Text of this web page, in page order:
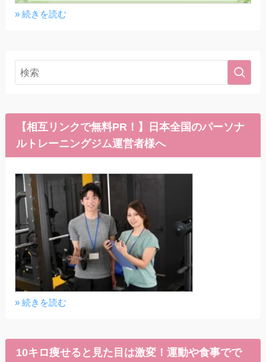
» 続きを読む
【相互リンクで無料PR！】日本全国のパーソナ
ルトレーニングジム運営者様へ
» 続きを読む
10キロ痩せると見た目は激変！運動や食事でで